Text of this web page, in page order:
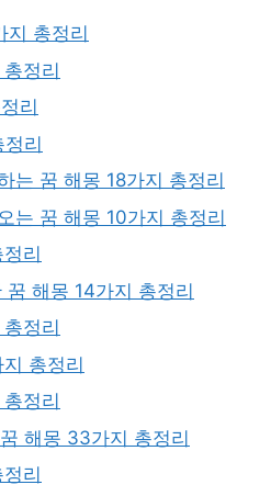
지 총정리
정리
리
리
는 꿈 해몽 18가지 총정리
는 꿈 해몽 10가지 총정리
리
해몽 14가지 총정리
정리
총정리
정리
해몽 33가지 총정리
리